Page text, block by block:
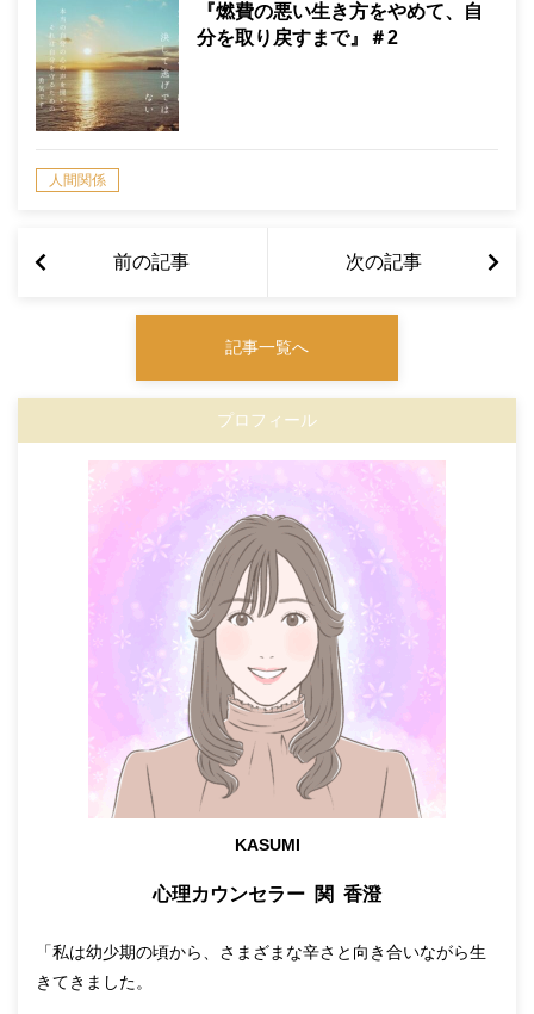
『燃費の悪い生き方をやめて、自
分を取り戻すまで』＃2
人間関係
前の記事 次の記事
記事一覧へ
プロフィール
KASUMI
心理カウンセラー 関 香澄
「私は幼少期の頃から、さまざまな辛さと向き合いながら生
きてきました。